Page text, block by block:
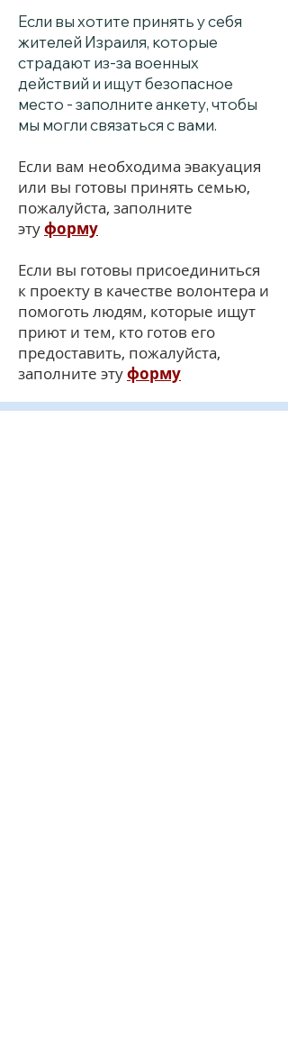
Если вы хотите принять у себя
жителей Израиля, которые
страдают из-за военных
действий и ищут безопасное
место - заполните анкету, чтобы
мы могли связаться с вами.
Если вам необходима эвакуация
или вы готовы принять семью,
пожалуйста, заполните
этуформу
Если вы готовы присоединиться
к проекту в качестве волонтера и
помоготь людям, которые ищут
приют и тем, кто готов его
предоставить, пожалуйста,
заполните этуформу